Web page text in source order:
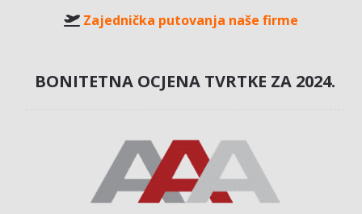
Zajednička putovanja naše firme
BONITETNA OCJENA TVRTKE ZA 2024.